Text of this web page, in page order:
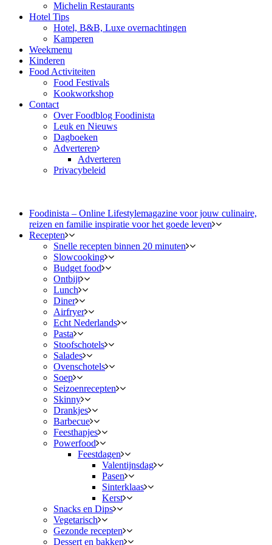
Michelin Restaurants
Hotel Tips
Hotel, B&B, Luxe overnachtingen
Kamperen
Weekmenu
Kinderen
Food Activiteiten
Food Festivals
Kookworkshop
Contact
Over Foodblog Foodinista
Leuk en Nieuws
Dagboeken
Adverteren
Adverteren
Privacybeleid
Foodinista – Online Lifestylemagazine voor jouw culinaire,
reizen en familie inspiratie voor het goede leven
Recepten
Snelle recepten binnen 20 minuten
Slowcooking
Budget food
Ontbijt
Lunch
Diner
Airfryer
Echt Nederlands
Pasta
Stoofschotels
Salades
Ovenschotels
Soep
Seizoenrecepten
Skinny
Drankjes
Barbecue
Feesthapjes
Powerfood
Feestdagen
Valentijnsdag
Pasen
Sinterklaas
Kerst
Snacks en Dips
Vegetarisch
Gezonde recepten
Dessert en bakken